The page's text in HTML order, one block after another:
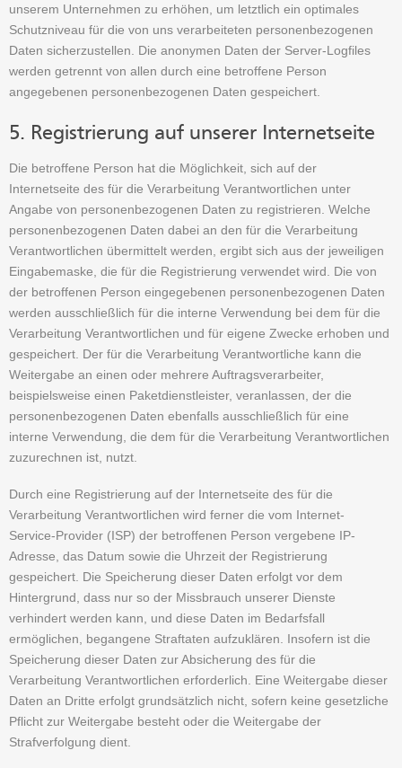
unserem Unternehmen zu erhöhen, um letztlich ein optimales
Schutzniveau für die von uns verarbeiteten personenbezogenen
Daten sicherzustellen. Die anonymen Daten der Server-Logfiles
werden getrennt von allen durch eine betroffene Person
angegebenen personenbezogenen Daten gespeichert.
5. Registrierung auf unserer Internetseite
Die betroffene Person hat die Möglichkeit, sich auf der
Internetseite des für die Verarbeitung Verantwortlichen unter
Angabe von personenbezogenen Daten zu registrieren. Welche
personenbezogenen Daten dabei an den für die Verarbeitung
Verantwortlichen übermittelt werden, ergibt sich aus der jeweiligen
Eingabemaske, die für die Registrierung verwendet wird. Die von
der betroffenen Person eingegebenen personenbezogenen Daten
werden ausschließlich für die interne Verwendung bei dem für die
Verarbeitung Verantwortlichen und für eigene Zwecke erhoben und
gespeichert. Der für die Verarbeitung Verantwortliche kann die
Weitergabe an einen oder mehrere Auftragsverarbeiter,
beispielsweise einen Paketdienstleister, veranlassen, der die
personenbezogenen Daten ebenfalls ausschließlich für eine
interne Verwendung, die dem für die Verarbeitung Verantwortlichen
zuzurechnen ist, nutzt.
Durch eine Registrierung auf der Internetseite des für die
Verarbeitung Verantwortlichen wird ferner die vom Internet-
Service-Provider (ISP) der betroffenen Person vergebene IP-
Adresse, das Datum sowie die Uhrzeit der Registrierung
gespeichert. Die Speicherung dieser Daten erfolgt vor dem
Hintergrund, dass nur so der Missbrauch unserer Dienste
verhindert werden kann, und diese Daten im Bedarfsfall
ermöglichen, begangene Straftaten aufzuklären. Insofern ist die
Speicherung dieser Daten zur Absicherung des für die
Verarbeitung Verantwortlichen erforderlich. Eine Weitergabe dieser
Daten an Dritte erfolgt grundsätzlich nicht, sofern keine gesetzliche
Pflicht zur Weitergabe besteht oder die Weitergabe der
Strafverfolgung dient.